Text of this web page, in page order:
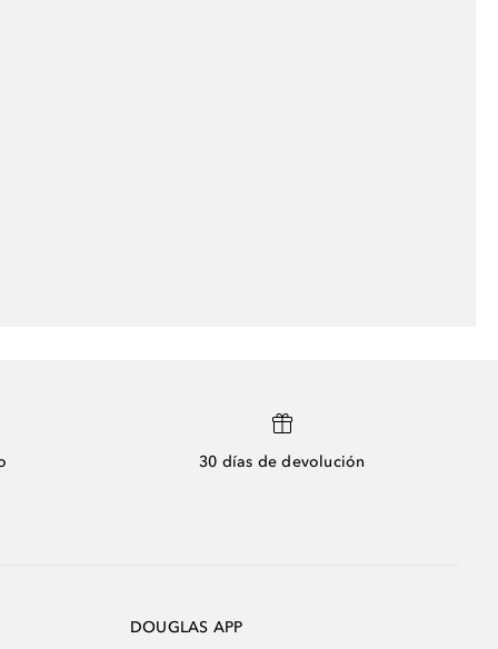
30 días de devolución
DOUGLAS APP